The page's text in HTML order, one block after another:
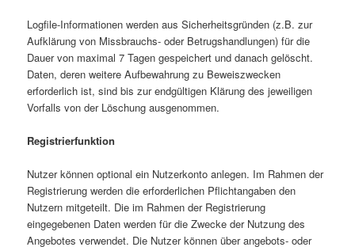
Logfile-Informationen werden aus Sicherheitsgründen (z.B. zur
Aufklärung von Missbrauchs- oder Betrugshandlungen) für die
Dauer von maximal 7 Tagen gespeichert und danach gelöscht.
Daten, deren weitere Aufbewahrung zu Beweiszwecken
erforderlich ist, sind bis zur endgültigen Klärung des jeweiligen
Vorfalls von der Löschung ausgenommen.
Registrierfunktion
Nutzer können optional ein Nutzerkonto anlegen. Im Rahmen der
Registrierung werden die erforderlichen Pflichtangaben den
Nutzern mitgeteilt. Die im Rahmen der Registrierung
eingegebenen Daten werden für die Zwecke der Nutzung des
Angebotes verwendet. Die Nutzer können über angebots- oder